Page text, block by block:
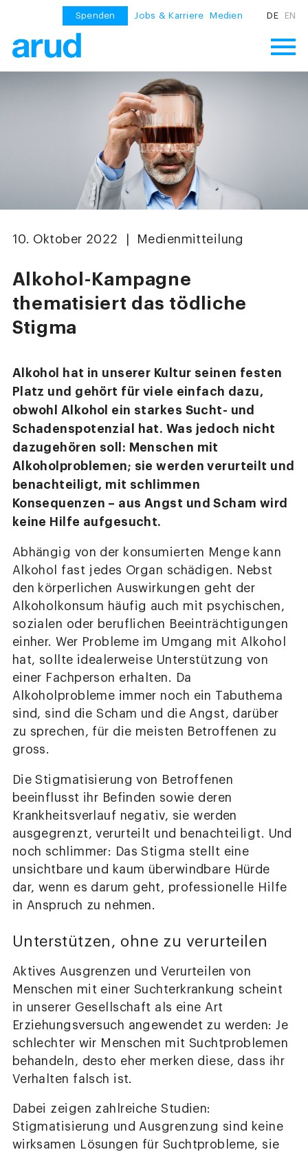
Spenden Jobs & Karriere Medien DE EN
10. Oktober 2022 | Medienmitteilung
Alkohol-Kampagne
thematisiert das tödliche
Stigma
Alkohol hat in unserer Kultur seinen festen
Platz und gehört für viele einfach dazu,
obwohl Alkohol ein starkes Sucht- und
Schadenspotenzial hat. Was jedoch nicht
dazugehören soll: Menschen mit
Alkoholproblemen; sie werden verurteilt und
benachteiligt, mit schlimmen
Konsequenzen – aus Angst und Scham wird
keine Hilfe aufgesucht.
Abhängig von der konsumierten Menge kann
Alkohol fast jedes Organ schädigen. Nebst
den körperlichen Auswirkungen geht der
Alkoholkonsum häufig auch mit psychischen,
sozialen oder beruflichen Beeinträchtigungen
einher. Wer Probleme im Umgang mit Alkohol
hat, sollte idealerweise Unterstützung von
einer Fachperson erhalten. Da
Alkoholprobleme immer noch ein Tabuthema
sind, sind die Scham und die Angst, darüber
zu sprechen, für die meisten Betroffenen zu
gross.
Die Stigmatisierung von Betroffenen
beeinflusst ihr Befinden sowie deren
Krankheitsverlauf negativ, sie werden
ausgegrenzt, verurteilt und benachteiligt. Und
noch schlimmer: Das Stigma stellt eine
unsichtbare und kaum überwindbare Hürde
dar, wenn es darum geht, professionelle Hilfe
in Anspruch zu nehmen.
Unterstützen, ohne zu verurteilen
Aktives Ausgrenzen und Verurteilen von
Menschen mit einer Suchterkrankung scheint
in unserer Gesellschaft als eine Art
Erziehungsversuch angewendet zu werden: Je
schlechter wir Menschen mit Suchtproblemen
behandeln, desto eher merken diese, dass ihr
Verhalten falsch ist.
Dabei zeigen zahlreiche Studien:
Stigmatisierung und Ausgrenzung sind keine
wirksamen Lösungen für Suchtprobleme, sie